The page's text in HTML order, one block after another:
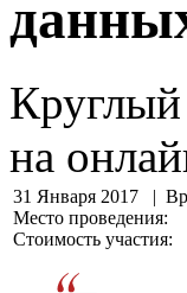
на
31 Января 2017
|
Место проведения:
Стоимость участия: